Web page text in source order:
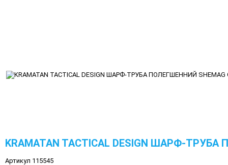
KRAMATAN TACTICAL DESIGN ШАРФ-ТРУБА
Артикул 115545